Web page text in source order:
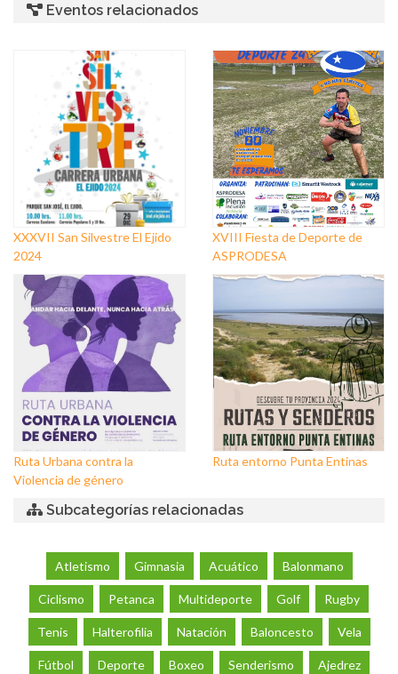
Eventos relacionados
XXXVII San Silvestre El Ejido
2024
XVIII Fiesta de Deporte de
ASPRODESA
Ruta Urbana contra la
Violencia de género
Ruta entorno Punta Entinas
Subcategorías relacionadas
Atletismo Gimnasia Acuático Balonmano
Ciclismo Petanca Multideporte Golf Rugby
Tenis Halterofilia Natación Baloncesto Vela
Fútbol Deporte Boxeo Senderismo Ajedrez